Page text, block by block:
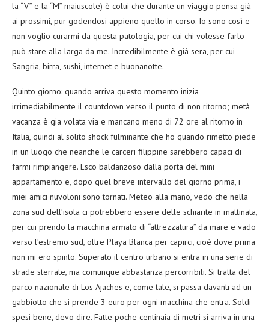
la “V” e la “M” maiuscole) è colui che durante un viaggio pensa già
ai prossimi, pur godendosi appieno quello in corso. Io sono così e
non voglio curarmi da questa patologia, per cui chi volesse farlo
può stare alla larga da me. Incredibilmente è già sera, per cui
Sangria, birra, sushi, internet e buonanotte.
Quinto giorno: quando arriva questo momento inizia
irrimediabilmente il countdown verso il punto di non ritorno; metà
vacanza è gia volata via e mancano meno di 72 ore al ritorno in
Italia, quindi al solito shock fulminante che ho quando rimetto piede
in un luogo che neanche le carceri filippine sarebbero capaci di
farmi rimpiangere. Esco baldanzoso dalla porta del mini
appartamento e, dopo quel breve intervallo del giorno prima, i
miei amici nuvoloni sono tornati. Meteo alla mano, vedo che nella
zona sud dell’isola ci potrebbero essere delle schiarite in mattinata,
per cui prendo la macchina armato di “attrezzatura” da mare e vado
verso l’estremo sud, oltre Playa Blanca per capirci, cioè dove prima
non mi ero spinto. Superato il centro urbano si entra in una serie di
strade sterrate, ma comunque abbastanza percorribili. Si tratta del
parco nazionale di Los Ajaches e, come tale, si passa davanti ad un
gabbiotto che si prende 3 euro per ogni macchina che entra. Soldi
spesi bene, devo dire. Fatte poche centinaia di metri si arriva in una